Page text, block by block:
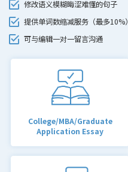
修改语义模糊晦涩难懂的句子
提供单词数缩减服务（最多10%）
可与编辑一对一留言沟通
College/MBA/Graduate
Application Essay